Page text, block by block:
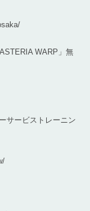
WARP」無
サービストレーニン